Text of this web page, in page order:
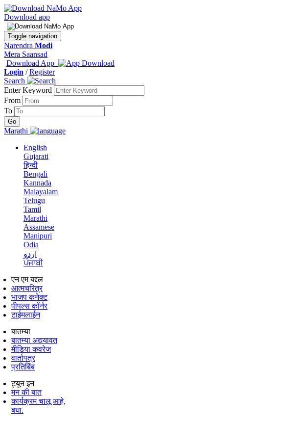
Download app
Toggle navigation
Narendra Modi
Mera Saansad
Download App
Login /Register
Search
Enter Keyword
From
To
Marathi
English
Gujarati
हिन्दी
Bengali
Kannada
Malayalam
Telugu
Tamil
Marathi
Assamese
Manipuri
Odia
اردو
ਪੰਜਾਬੀ
एन एम बद्दल
आत्मचरित्र
भाजप कनेक्ट
पीपल्स कॉर्नर
टाईमलाईन
बातम्या
बातम्या अद्ययावत
मीडिया कवरेज
वार्तापत्र
प्रतिबिंब
ट्यून इन
मन की बात
कार्यक्रम चालू आहे,
बघा.